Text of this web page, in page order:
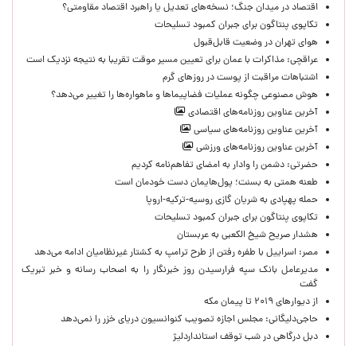
اقتصاد در میدان جنگ؛ نسخه‌های تعدیل یا راهبرد اقتصاد مقاومتی؟
تکاپوی پنتاگون برای جبران کمبود تسلیحات
هوای تهران در وضعیت قابل‌قبول
عراقچی: مذاکرات با عمان برای تعیین مسیر موقت تقریبا به نتیجه نزدیک است
اشتباهات مراقبت از پوست در روزهای گرم
هوش مصنوعی چگونه عملیات فضاپیماها و ماهواره‌ها را تغییر می‌دهد؟
آخرین عناوین روزنامه‌های اقتصادی
آخرین عناوین روزنامه‌های سیاسی
آخرین عناوین روزنامه‌های ورزشی
حضرتی: دشمن را وادار به امضای تفاهم‌نامه کردیم
طعنه همتی به بسنت؛ پول‌هایمان دست خودمان است
حمله پهپادی به شریان گازی روسیه-ترکیه-اروپا
تکاپوی پنتاگون برای جبران کمبود تسلیحات
هشدار صریح شیخ الکعبی به عربستان
مصر: اسراییل با طفره رفتن از طرح ترامپ به کشتار غیرنظامیان ادامه می‌دهد
مدیرعامل بانک سپه فرارسیدن روز خبرنگار را به اصحاب رسانه و خبر تبریک
گفت
از دیوارهای ۲۰۱۹ تا پیمان مکه
حاجی‌دلیگانی: مجلس اجازه تصویب کنوانسیون دریای خزر را نمی‌دهد
دبل درگاهی در شب توقف استانداردلیژ